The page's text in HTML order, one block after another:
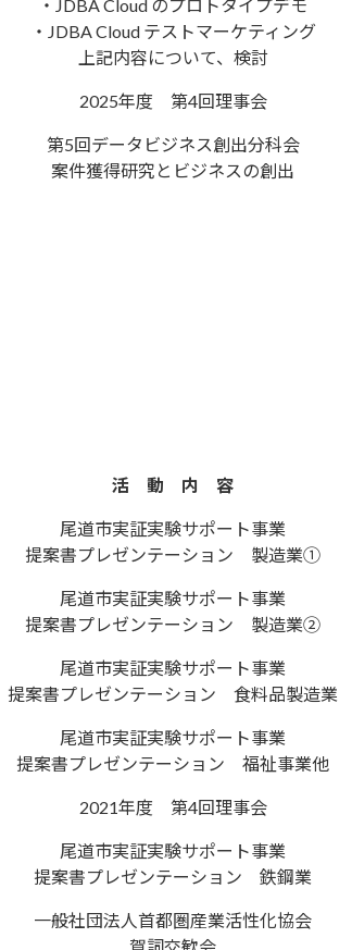
・JDBA Cloud のプロトタイプデモ
・JDBA Cloud テストマーケティング
上記内容について、検討
2025年度 第4回理事会
第5回データビジネス創出分科会
案件獲得研究とビジネスの創出
活 動 内 容
尾道市実証実験サポート事業
提案書プレゼンテーション 製造業①
尾道市実証実験サポート事業
提案書プレゼンテーション 製造業②
尾道市実証実験サポート事業
提案書プレゼンテーション 食料品製造業
尾道市実証実験サポート事業
提案書プレゼンテーション 福祉事業他
2021年度 第4回理事会
尾道市実証実験サポート事業
提案書プレゼンテーション 鉄鋼業
一般社団法人首都圏産業活性化協会
賀詞交歓会